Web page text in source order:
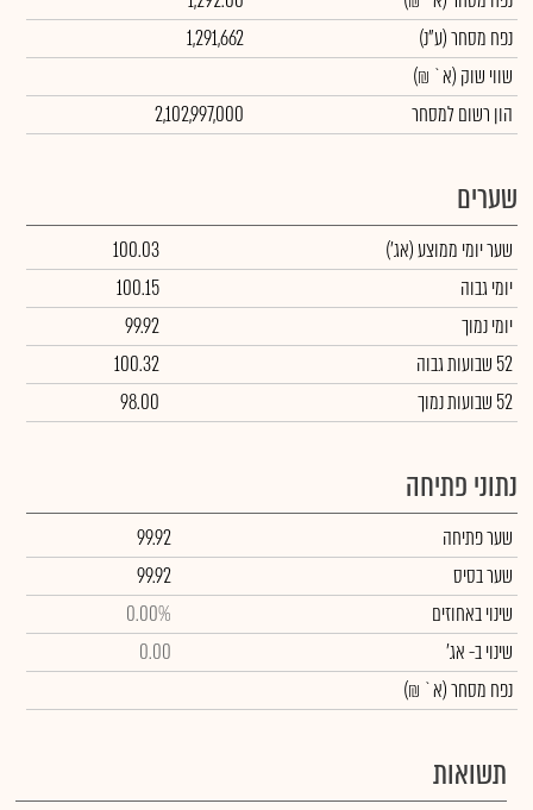
נפח מסחר(ע"נ)
1,291,662
שווי שוק (א` ₪)
הון רשום למסחר
2,102,997,000
שערים
שער יומי ממוצע(אג')
100.03
יומי גבוה
100.15
יומי נמוך
99.92
52 שבועות גבוה
100.32
52 שבועות נמוך
98.00
נתוני פתיחה
שער פתיחה
99.92
שער בסיס
99.92
שינוי באחוזים
0.00%
שינויב- אג'
0.00
נפח מסחר(א` ₪)
תשואות